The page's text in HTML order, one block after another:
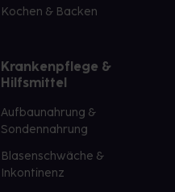
Kochen & Backen
Krankenpflege &
Hilfsmittel
Aufbaunahrung &
Sondennahrung
Blasenschwäche &
Inkontinenz